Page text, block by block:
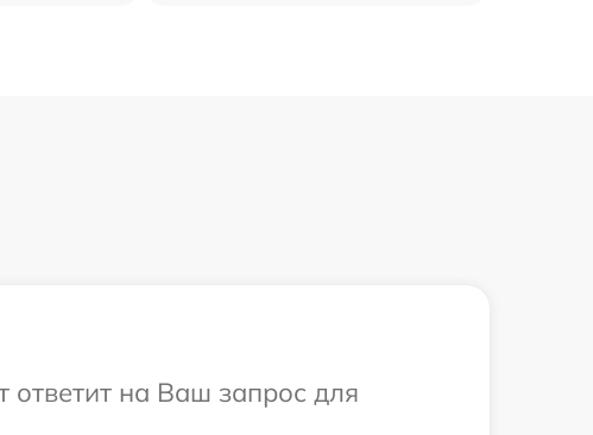
ответит на Ваш запрос для